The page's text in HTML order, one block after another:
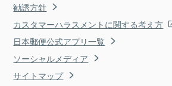
勧誘方針
カスタマーハラスメントに関する考え方
日本郵便公式アプリ一覧
ソーシャルメディア
サイトマップ